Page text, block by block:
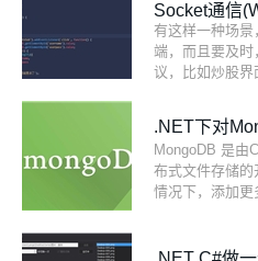
Socket通信
有这样一种场景
端，而且要及
议，比如炒股
.NET下对
MongoDB 是由
布式文件存储的
情况下，添加更
存储为一个文